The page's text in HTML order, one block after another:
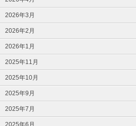
2026年3月
2026年2月
2026年1月
2025年11月
2025年10月
2025年9月
2025年7月
2025年6月